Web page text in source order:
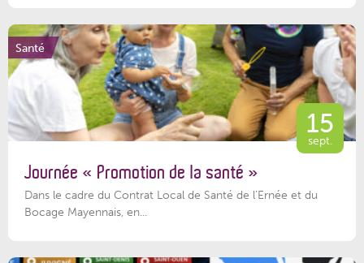
Santé
15
sept.
Journée « Promotion de la santé »
Dans le cadre du Contrat Local de Santé de l’Ernée et du
Bocage Mayennais, en...